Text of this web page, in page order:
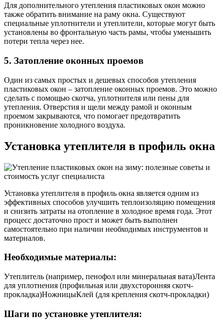
Для дополнительного утепления пластиковых окон можно
также обратить внимание на раму окна. Существуют
специальные уплотнители и утеплители, которые могут быть
установлены во фронтальную часть рамы, чтобы уменьшить
потери тепла через нее.
5. Затопление оконных проемов
Один из самых простых и дешевых способов утепления
пластиковых окон – затопление оконных проемов. Это можно
сделать с помощью скотча, уплотнителя или пены для
утепления. Отверстия и щели между рамой и оконным
проемом закрываются, что помогает предотвратить
проникновение холодного воздуха.
Установка утеплителя в профиль окна
Установка утеплителя в профиль окна является одним из
эффективных способов улучшить теплоизоляцию помещения
и снизить затраты на отопление в холодное время года. Этот
процесс достаточно прост и может быть выполнен
самостоятельно при наличии необходимых инструментов и
материалов.
Необходимые материалы:
Утеплитель (например, пенофол или минеральная вата)Лента
для уплотнения (профильная или двухсторонняя скотч-
прокладка)НожницыКлей (для крепления скотч-прокладки)
Шаги по установке утеплителя: